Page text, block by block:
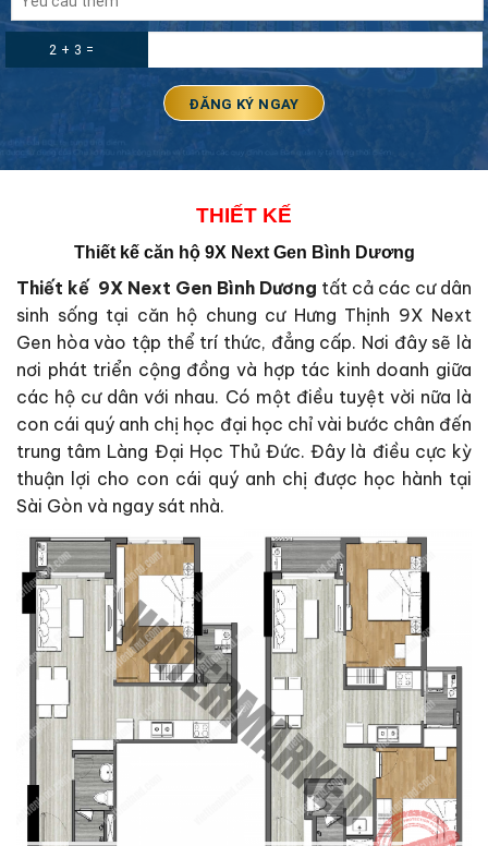
2 + 3 =
THIẾT KẾ
Thiết kế căn hộ 9X Next Gen Bình Dương
Thiết kế 9X Next Gen Bình Dương tất cả các cư dân
sinh sống tại căn hộ chung cư Hưng Thịnh 9X Next
Gen hòa vào tập thể trí thức, đẳng cấp. Nơi đây sẽ là
nơi phát triển cộng đồng và hợp tác kinh doanh giữa
các hộ cư dân với nhau. Có một điều tuyệt vời nữa là
con cái quý anh chị học đại học chỉ vài bước chân đến
trung tâm Làng Đại Học Thủ Đức. Đây là điều cực kỳ
thuận lợi cho con cái quý anh chị được học hành tại
Sài Gòn và ngay sát nhà.